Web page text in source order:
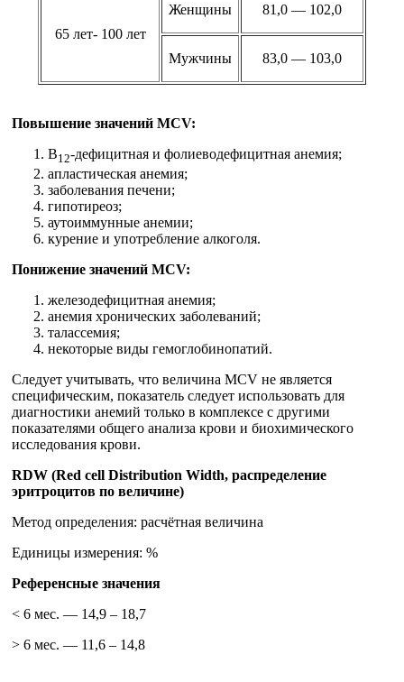
65 лет- 100 лет
Женщины 81,0 — 102,0
Мужчины 83,0 — 103,0
Повышение значений MCV:
В12-дефицитная и фолиеводефицитная анемия;
апластическая анемия;
заболевания печени;
гипотиреоз;
аутоиммунные анемии;
курение и употребление алкоголя.
Понижение значений MCV:
железодефицитная анемия;
анемия хронических заболеваний;
талассемия;
некоторые виды гемоглобинопатий.
Следует учитывать, что величина MCV не является
специфическим, показатель следует использовать для
диагностики анемий только в комплексе с другими
показателями общего анализа крови и биохимического
исследования крови.
RDW (Red cell Distribution Width, распределение
эритроцитов по величине)
Метод определения: расчётная величина
Единицы измерения: %
Референсные значения
< 6 мес. — 14,9 – 18,7
> 6 мес. — 11,6 – 14,8